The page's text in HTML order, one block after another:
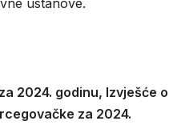
2024. godinu, Izvješće o
za 2024.